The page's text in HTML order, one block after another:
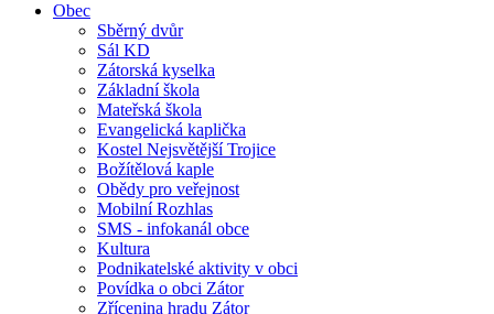
Obec
Sběrný dvůr
Sál KD
Zátorská kyselka
Základní škola
Mateřská škola
Evangelická kaplička
Kostel Nejsvětější Trojice
Božítělová kaple
Obědy pro veřejnost
Mobilní Rozhlas
SMS - infokanál obce
Kultura
Podnikatelské aktivity v obci
Povídka o obci Zátor
Zřícenina hradu Zátor